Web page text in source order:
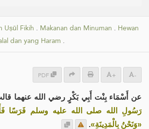
Uṣūl Fikih . Makanan dan Minuman . Hewan
dan yang Haram .
PDF + -
عن أَسْمَاء بِنْت أَبِي بَكْرٍ رضي الله عنهما
رَسُولِ الله صلى الله عليه وسلم فَرَسًا
«وَنَحْنُ بِالْمَدِينَةِ».